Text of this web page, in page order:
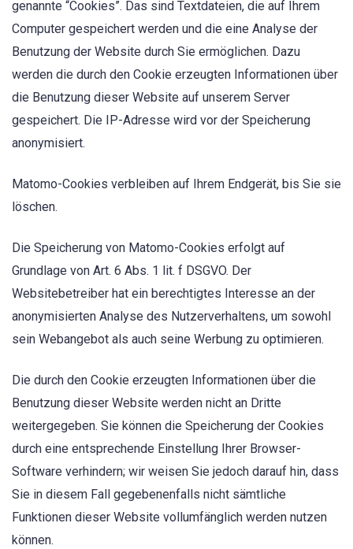
genannte “Cookies”. Das sind Textdateien, die auf Ihrem
Computer gespeichert werden und die eine Analyse der
Benutzung der Website durch Sie ermöglichen. Dazu
werden die durch den Cookie erzeugten Informationen über
die Benutzung dieser Website auf unserem Server
gespeichert. Die IP-Adresse wird vor der Speicherung
anonymisiert.
Matomo-Cookies verbleiben auf Ihrem Endgerät, bis Sie sie
löschen.
Die Speicherung von Matomo-Cookies erfolgt auf
Grundlage von Art. 6 Abs. 1 lit. f DSGVO. Der
Websitebetreiber hat ein berechtigtes Interesse an der
anonymisierten Analyse des Nutzerverhaltens, um sowohl
sein Webangebot als auch seine Werbung zu optimieren.
Die durch den Cookie erzeugten Informationen über die
Benutzung dieser Website werden nicht an Dritte
weitergegeben. Sie können die Speicherung der Cookies
durch eine entsprechende Einstellung Ihrer Browser-
Software verhindern; wir weisen Sie jedoch darauf hin, dass
Sie in diesem Fall gegebenenfalls nicht sämtliche
Funktionen dieser Website vollumfänglich werden nutzen
können.